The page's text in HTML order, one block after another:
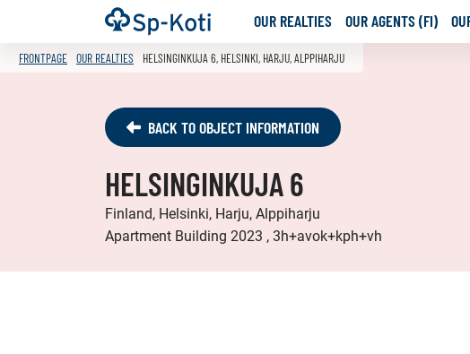
Go
to
content
Frontpage OUR REALTIES OUR AGENTS (FI)
FRONTPAGE OUR REALTIES HELSINGINKUJA 6, HELSINKI, HARJU, ALPPIHARJU
BACK TO OBJECT INFORMATION
HELSINGINKUJA 6
Finland, Helsinki, Harju, Alppiharju
Apartment Building 2023 , 3h+avok+kph+vh